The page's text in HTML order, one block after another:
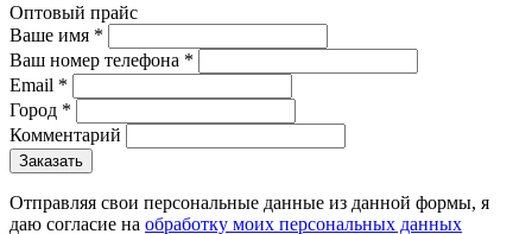
Оптовый прайс
Ваше имя *
Ваш номер телефона *
Email *
Город *
Комментарий
Отправляя свои персональные данные из данной формы, я
даю согласие на обработку моих персональных данных